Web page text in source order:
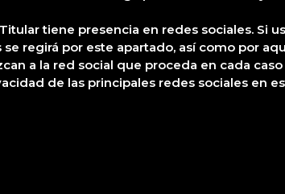
tiene presencia en redes sociales. Si
regirá por este apartado, así como por
a la red social que proceda en cada
de las principales redes sociales en